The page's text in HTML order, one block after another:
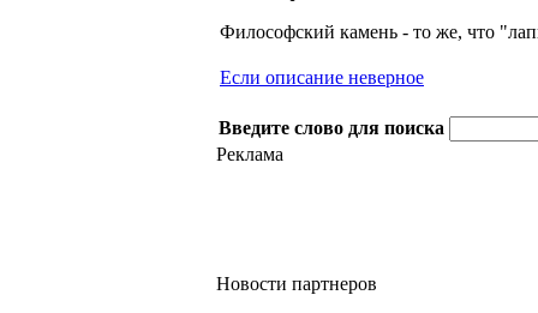
Философский камень - то же, что
Если описание неверное
Введите слово для поиска
Реклама
Новости партнеров